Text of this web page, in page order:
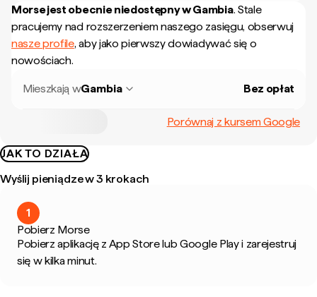
Morse jest obecnie niedostępny wGambia. Stale
pracujemy nad rozszerzeniem naszego zasięgu, obserwuj
nasze profile, aby jako pierwszy dowiadywać się o
nowościach.
Mieszkają wGambia Bez opłat
Porównaj z kursem Google
JAK TO DZIAŁA
Wyślij pieniądze w 3 krokach
1
Pobierz Morse
Pobierz aplikację z App Store lub Google Play i zarejestruj
się w kilka minut.